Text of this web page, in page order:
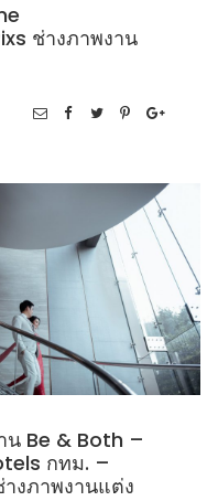
ช่างภาพงาน
น Be & Both –
กทม. –
งภาพงานแต่ง